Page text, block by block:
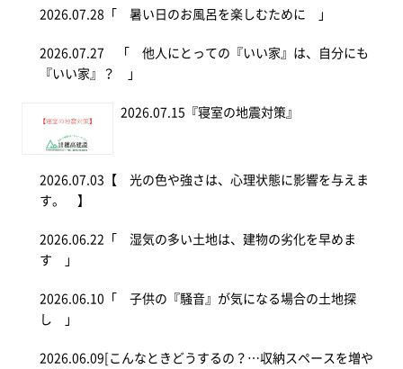
2026.07.28 「 暑い日のお風呂を楽しむために 」
2026.07.27 「 他人にとっての『いい家』は、自分にも
『いい家』？ 」
2026.07.15 『寝室の地震対策』
2026.07.03 【 光の色や強さは、心理状態に影響を与えま
す。 】
2026.06.22 「 湿気の多い土地は、建物の劣化を早めま
す 」
2026.06.10 「 子供の『騒音』が気になる場合の土地探
し 」
2026.06.09 [こんなときどうするの？…収納スペースを増や